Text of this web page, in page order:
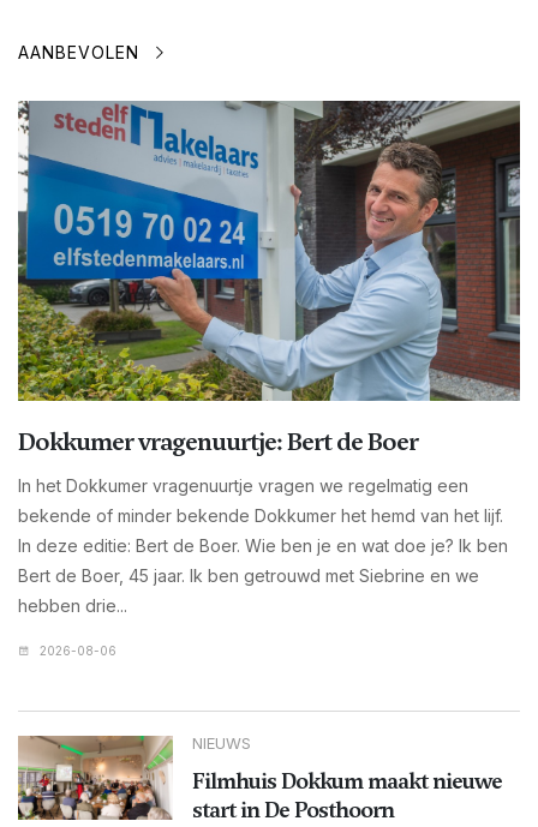
AANBEVOLEN
Dokkumer vragenuurtje: Bert de Boer
In het Dokkumer vragenuurtje vragen we regelmatig een
bekende of minder bekende Dokkumer het hemd van het lijf.
In deze editie: Bert de Boer. Wie ben je en wat doe je? Ik ben
Bert de Boer, 45 jaar. Ik ben getrouwd met Siebrine en we
hebben drie...
2026-08-06
NIEUWS
Filmhuis Dokkum maakt nieuwe
start in De Posthoorn